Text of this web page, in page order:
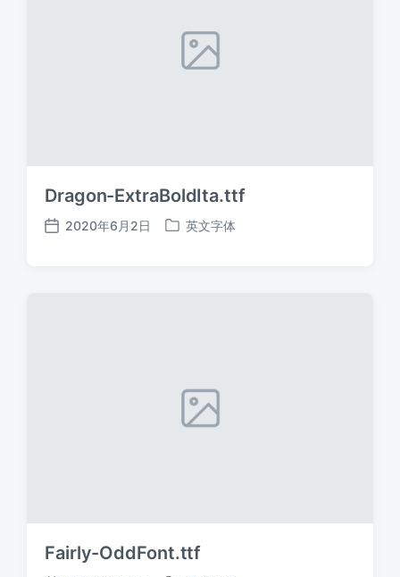
Dragon-ExtraBoldIta.ttf
发
2020年6月2日
发
英文字体
Fairly-OddFont.ttf